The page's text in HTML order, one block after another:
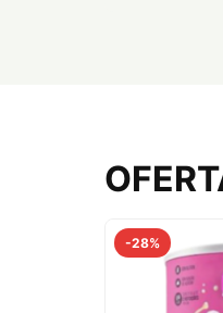
-28%